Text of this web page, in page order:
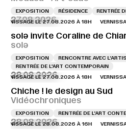
EXPOSITION RÉSIDENCE RENTRÉE
27.08.2026
LE 27.08.2026 À 18H
solə invite Coraline de
solə
EXPOSITION RENCONTRE AVEC
RENTRÉE DE L'ART CONTEMPORAIN
28.08.2026
LE 27.08.2026 À 18H
Chiche ! le design au Sud
Vidéochroniques
EXPOSITION RENTRÉE DE L'ART
28.08.2026
LE 28.08.2026 À 16H